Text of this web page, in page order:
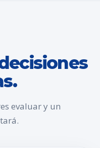
evaluar y un